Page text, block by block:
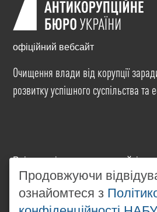
офіційний вебсайт
Очищення влади від корупції
розвитку успішного суспільства
Всі матеріали на цьому сайті
ліцензіїCreative Commons
NoDerivatives 4.0 International.
яких матеріалів, розміщених на
Продовжуючи
ознайомтеся з